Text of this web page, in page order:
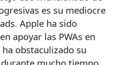
es su mediocre
Apple ha sido
apoyar las PWAs en
obstaculizado su